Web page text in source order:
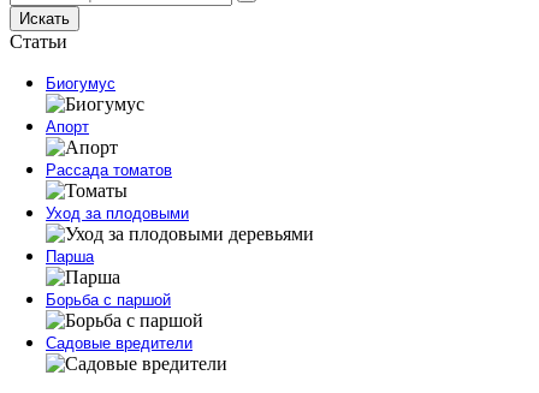
Искать
Статьи
Биогумус
Апорт
Рассада томатов
Уход за плодовыми
Парша
Борьба с паршой
Садовые вредители